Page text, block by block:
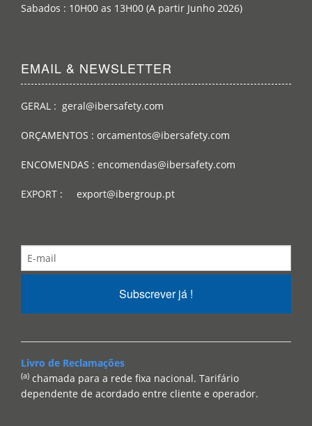
Sabados : 10H00 as 13H00 (A partir Junho 2026)
EMAIL & NEWSLETTER
GERAL : geral@ibersafety.com
ORÇAMENTOS : orcamentos@ibersafety.com
ENCOMENDAS : encomendas@ibersafety.com
EXPORT : export@ibergroup.pt
Subscrever já !
Livro de Reclamações
(a) chamada para a rede fixa nacional. Tarifário
dependente de acordado entre cliente e operador.